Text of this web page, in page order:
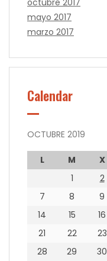
mayo 2017
marzo 2017
Calendar
OCTUBRE 2019
L M X
1
2
7
8 9
14
15 16
21
22 23
28
29 30